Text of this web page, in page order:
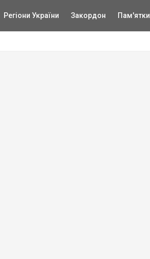
Регіони України Закордон Пам'ятки